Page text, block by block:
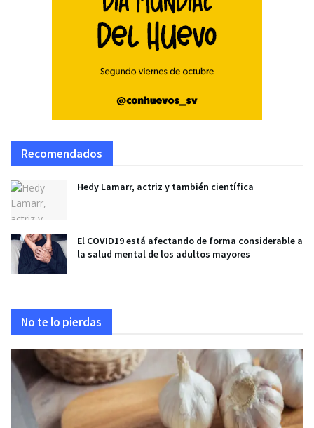
Recomendados
Hedy Lamarr, actriz y también científica
El COVID19 está afectando de forma considerable a
la salud mental de los adultos mayores
No te lo pierdas